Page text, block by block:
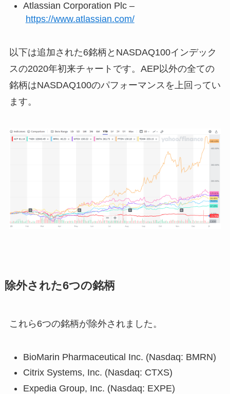
Atlassian Corporation Plc –
https://www.atlassian.com/
以下は追加された6銘柄とNASDAQ100インデック
スの2020年初来チャートです。AEP以外の全ての
銘柄はNASDAQ100のパフォーマンスを上回ってい
ます。
除外された6つの銘柄
これら6つの銘柄が除外されました。
BioMarin Pharmaceutical Inc. (Nasdaq: BMRN)
Citrix Systems, Inc. (Nasdaq: CTXS)
Expedia Group, Inc. (Nasdaq: EXPE)